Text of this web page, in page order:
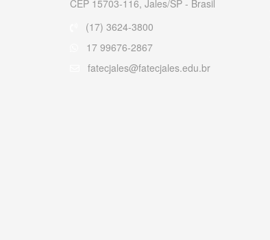
CEP 15703-116, Jales/SP - Brasil
(17) 3624-3800
17 99676-2867
fatecjales@fatecjales.edu.br